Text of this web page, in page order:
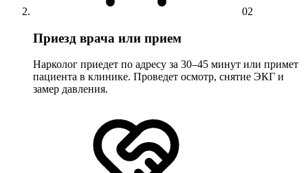
02
Приезд врача или прием
Нарколог приедет по адресу за 30–45 минут или примет
пациента в клинике. Проведет осмотр, снятие ЭКГ и
замер давления.